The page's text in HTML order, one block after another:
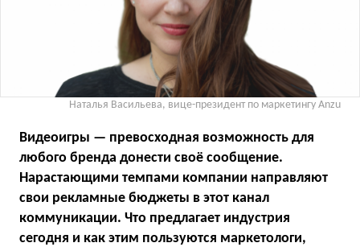
Наталья Васильева, вице-президент по маркетингу Anzu
Видеоигры — превосходная возможность для
любого бренда донести своё сообщение.
Нарастающими темпами компании направляют
свои рекламные бюджеты в этот канал
коммуникации. Что предлагает индустрия
сегодня и как этим пользуются маркетологи,